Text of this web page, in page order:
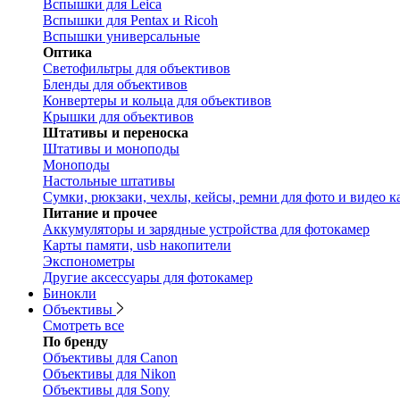
Вспышки для Leica
Вспышки для Pentax и Ricoh
Вспышки универсальные
Оптика
Светофильтры для объективов
Бленды для объективов
Конвертеры и кольца для объективов
Крышки для объективов
Штативы и переноска
Штативы и моноподы
Моноподы
Настольные штативы
Сумки, рюкзаки, чехлы, кейсы, ремни для фото и видео
Питание и прочее
Аккумуляторы и зарядные устройства для фотокамер
Карты памяти, usb накопители
Экспонометры
Другие аксессуары для фотокамер
Бинокли
Объективы
Смотреть все
По бренду
Объективы для Canon
Объективы для Nikon
Объективы для Sony